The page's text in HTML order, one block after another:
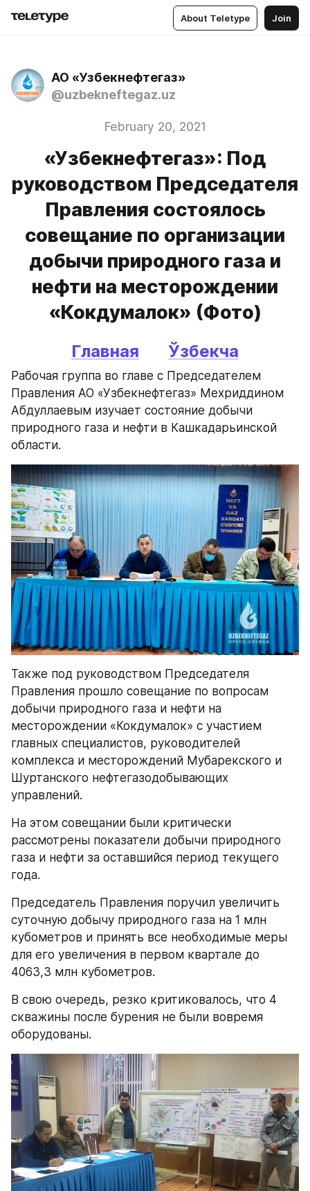
About Teletype Join
АО «Узбекнефтегаз»
@uzbekneftegaz.uz
February 20, 2021
«Узбекнефтегаз»: Под
руководством Председателя
Правления состоялось
совещание по организации
добычи природного газа и
нефти на месторождении
«Кокдумалок» (Фото)
Главная Ўзбекча
Рабочая группа во главе с Председателем
Правления АО «Узбекнефтегаз» Мехриддином
Абдуллаевым изучает состояние добычи
природного газа и нефти в Кашкадарьинской
области.
Также под руководством Председателя
Правления прошло совещание по вопросам
добычи природного газа и нефти на
месторождении «Кокдумалок» с участием
главных специалистов, руководителей
комплекса и месторождений Мубарекского и
Шуртанского нефтегазодобывающих
управлений.
На этом совещании были критически
рассмотрены показатели добычи природного
газа и нефти за оставшийся период текущего
года.
Председатель Правления поручил увеличить
суточную добычу природного газа на 1 млн
кубометров и принять все необходимые меры
для его увеличения в первом квартале до
4063,3 млн кубометров.
В свою очередь, резко критиковалось, что 4
скважины после бурения не были вовремя
оборудованы.